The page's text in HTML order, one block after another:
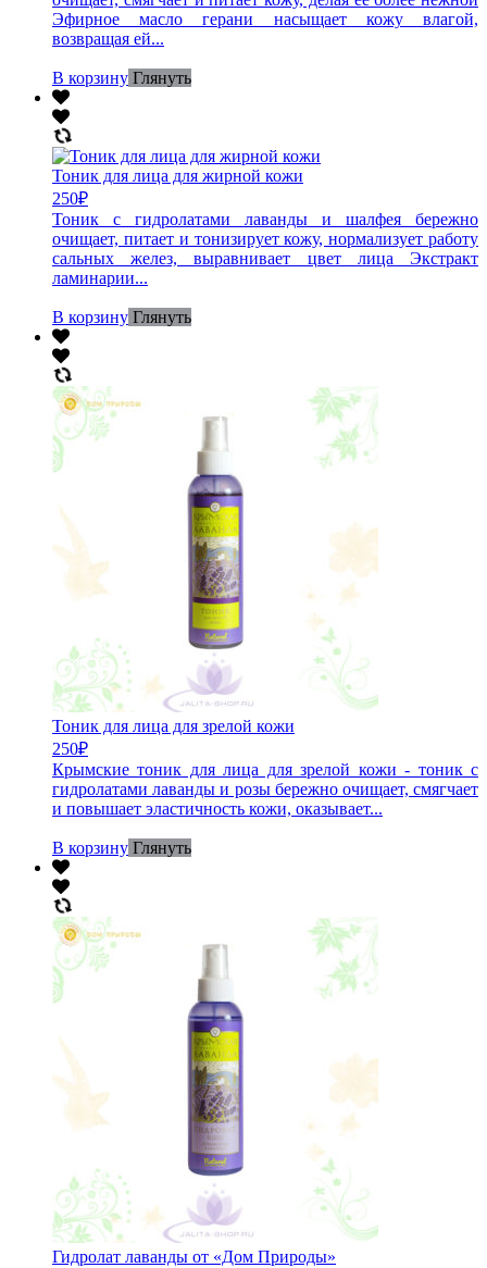
Эфирное масло герани насыщает кожу влагой,
возвращая ей...
В корзину Глянуть
Тоник для лица для жирной кожи
250₽
Тоник с гидролатами лаванды и шалфея бережно
очищает, питает и тонизирует кожу, нормализует работу
сальных желез, выравнивает цвет лица Экстракт
ламинарии...
В корзину Глянуть
Тоник для лица для зрелой кожи
250₽
Крымские тоник для лица для зрелой кожи - тоник с
гидролатами лаванды и розы бережно очищает, смягчает
и повышает эластичность кожи, оказывает...
В корзину Глянуть
Гидролат лаванды от «Дом Природы»